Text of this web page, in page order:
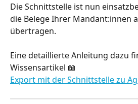
Die Schnittstelle ist nun
die Belege Ihrer Mandant:innen
übertragen.
Eine detaillierte Anleitung dazu
Wissensartikel 📖
Export mit der Schnittstelle zu